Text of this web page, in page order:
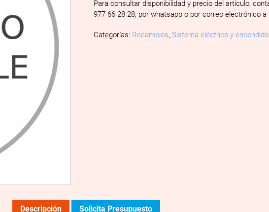
Para consultar disponibilidad y precio del artículo,
977 66 28 28, por whatsapp o por correo electrónico a
Categorías: Recambios,Sistema eléctrico y encendido
Descripción Solicita Presupuesto